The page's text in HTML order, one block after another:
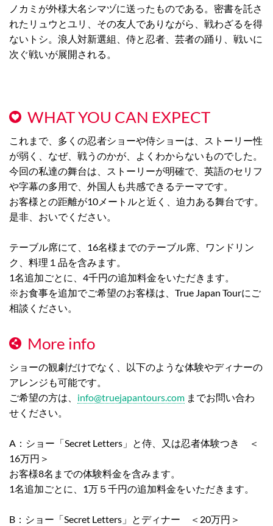
ノカミが外様大名シマヅに送ったものである。密書を託さ
れたリュウとユリ、その友人でありながら、戦わざるを得
ないトシ。浪人対新選組、侍と忍者、芸者の踊り、戦いに
次ぐ戦いが展開される。
WHAT YOU CAN EXPECT
これまで、多くの忍者ショーや侍ショーは、ストーリー性
が弱く、なぜ、戦うのかが、よくわからないものでした。
今回の私達の舞台は、ストーリーが明確で、英語のセリフ
や字幕の多用で、外国人も共感できるテーマです。
お客様との距離が10メートルと近く、迫力ある舞台です。
是非、おいでください。
テーブル席にて、16名様までのテーブル席、ワンドリン
ク、料理１品を含みます。
1名追加ごとに、4千円の追加料金をいただきます。
※お食事を追加でご希望のお客様は、True Japan Tourにご
相談ください。
More info
ショーの観劇だけでなく、以下のような体験やディナーの
アレンジも可能です。
ご希望の方は、 info@truejapantours.com までお問い合わ
せください。
A：ショー「Secret Letters」と侍、又は忍者体験つき ＜
16万円＞
お客様8名までの体験料金を含みます。
1名追加ごとに、1万５千円の追加料金をいただきます。
B：ショー「Secret Letters」とディナー ＜20万円＞